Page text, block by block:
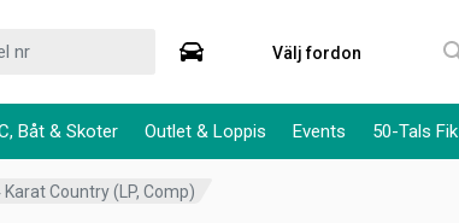
Båt & Skoter Outlet & Loppis Events 50-Tals Fik
Välj fordon
Country (LP, Comp)